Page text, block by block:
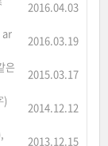
2016.04.03
ar
2016.03.19
은
2015.03.17
)
2014.12.12
2013.12.15